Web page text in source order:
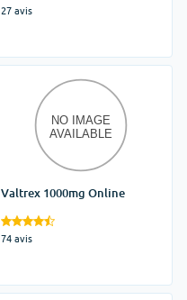
27 avis
Valtrex 1000mg Online
74 avis